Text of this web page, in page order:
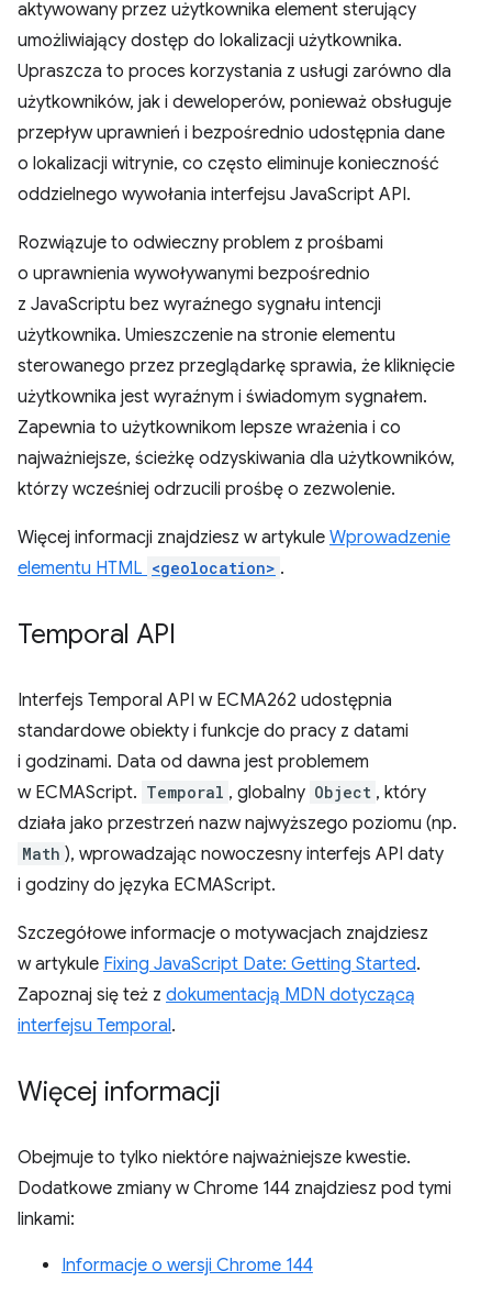
aktywowany przez użytkownika element sterujący
umożliwiający dostęp do lokalizacji użytkownika.
Upraszcza to proces korzystania z usługi zarówno dla
użytkowników, jak i deweloperów, ponieważ obsługuje
przepływ uprawnień i bezpośrednio udostępnia dane
o lokalizacji witrynie, co często eliminuje konieczność
oddzielnego wywołania interfejsu JavaScript API.
Rozwiązuje to odwieczny problem z prośbami
o uprawnienia wywoływanymi bezpośrednio
z JavaScriptu bez wyraźnego sygnału intencji
użytkownika. Umieszczenie na stronie elementu
sterowanego przez przeglądarkę sprawia, że kliknięcie
użytkownika jest wyraźnym i świadomym sygnałem.
Zapewnia to użytkownikom lepsze wrażenia i co
najważniejsze, ścieżkę odzyskiwania dla użytkowników,
którzy wcześniej odrzucili prośbę o zezwolenie.
Więcej informacji znajdziesz w artykule Wprowadzenie
elementu HTML <geolocation> .
Temporal API
Interfejs Temporal API w ECMA262 udostępnia
standardowe obiekty i funkcje do pracy z datami
i godzinami. Data od dawna jest problemem
w ECMAScript. Temporal , globalny Object , który
działa jako przestrzeń nazw najwyższego poziomu (np.
Math ), wprowadzając nowoczesny interfejs API daty
i godziny do języka ECMAScript.
Szczegółowe informacje o motywacjach znajdziesz
w artykule Fixing JavaScript Date: Getting Started.
Zapoznaj się też z dokumentacją MDN dotyczącą
interfejsu Temporal.
Więcej informacji
Obejmuje to tylko niektóre najważniejsze kwestie.
Dodatkowe zmiany w Chrome 144 znajdziesz pod tymi
linkami:
Informacje o wersji Chrome 144